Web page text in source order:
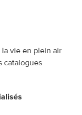
vie en plein air
catalogues